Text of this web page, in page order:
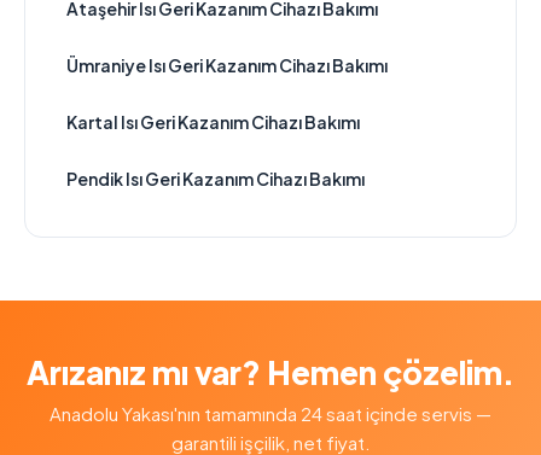
Ataşehir Isı Geri Kazanım Cihazı Bakımı
Ümraniye Isı Geri Kazanım Cihazı Bakımı
Kartal Isı Geri Kazanım Cihazı Bakımı
Pendik Isı Geri Kazanım Cihazı Bakımı
Arızanız mı var? Hemen çözelim.
Anadolu Yakası'nın tamamında 24 saat içinde servis —
garantili işçilik, net fiyat.